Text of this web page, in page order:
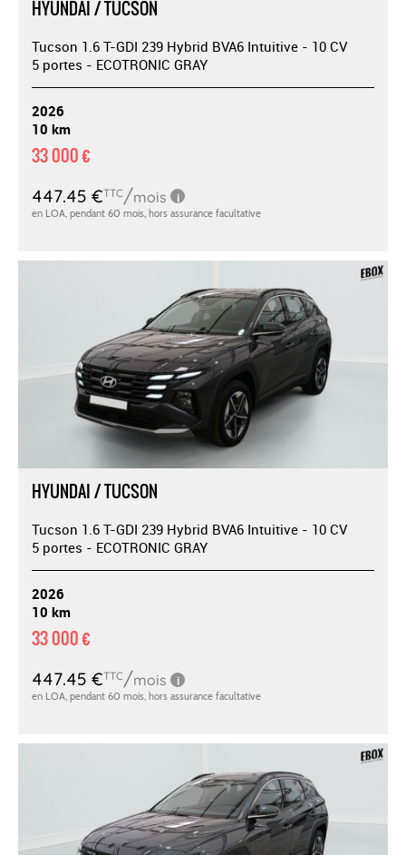
HYUNDAI / TUCSON
Tucson 1.6 T-GDI 239 Hybrid BVA6 Intuitive - 10 CV
5 portes - ECOTRONIC GRAY
2026
10 km
33 000 €
HYUNDAI / TUCSON
Tucson 1.6 T-GDI 239 Hybrid BVA6 Intuitive - 10 CV
5 portes - ECOTRONIC GRAY
2026
10 km
33 000 €